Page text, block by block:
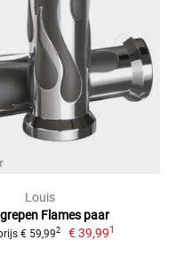
Louis
Flames paar
€ 59,992 € 39,991